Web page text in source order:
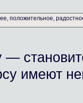
положительное,
—
имеют